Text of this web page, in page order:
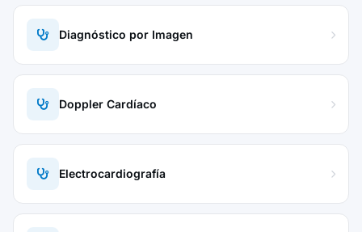
Diagnóstico por Imagen
Doppler Cardíaco
Electrocardiografía